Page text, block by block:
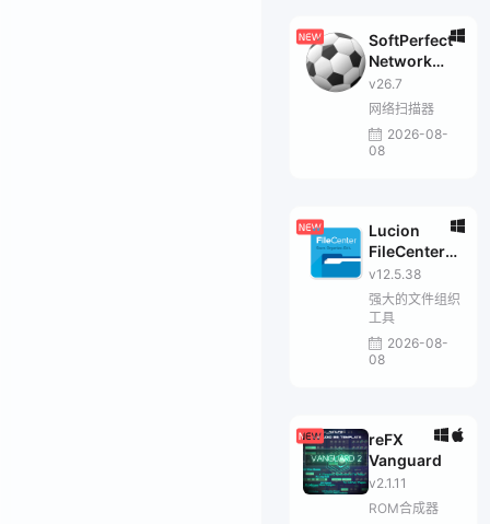
SoftPerfect
Network
Scanner
v26.7
网络扫描器
2026-08-
08
Lucion
FileCenter
Suite
v12.5.38
强大的文件组织
工具
2026-08-
08
reFX
Vanguard
v2.1.11
ROM合成器